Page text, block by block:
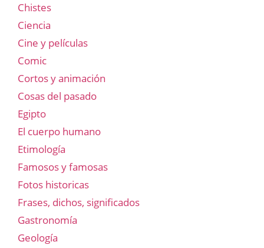
Chistes
Ciencia
Cine y películas
Comic
Cortos y animación
Cosas del pasado
Egipto
El cuerpo humano
Etimología
Famosos y famosas
Fotos historicas
Frases, dichos, significados
Gastronomía
Geología